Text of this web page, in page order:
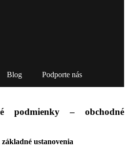
Blog Podporte nás
podmienky – obchodné
ustanovenia